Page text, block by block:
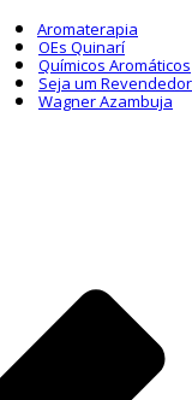
Aromaterapia
OEs Quinarí
Químicos Aromáticos
Seja um Revendedor
Wagner Azambuja